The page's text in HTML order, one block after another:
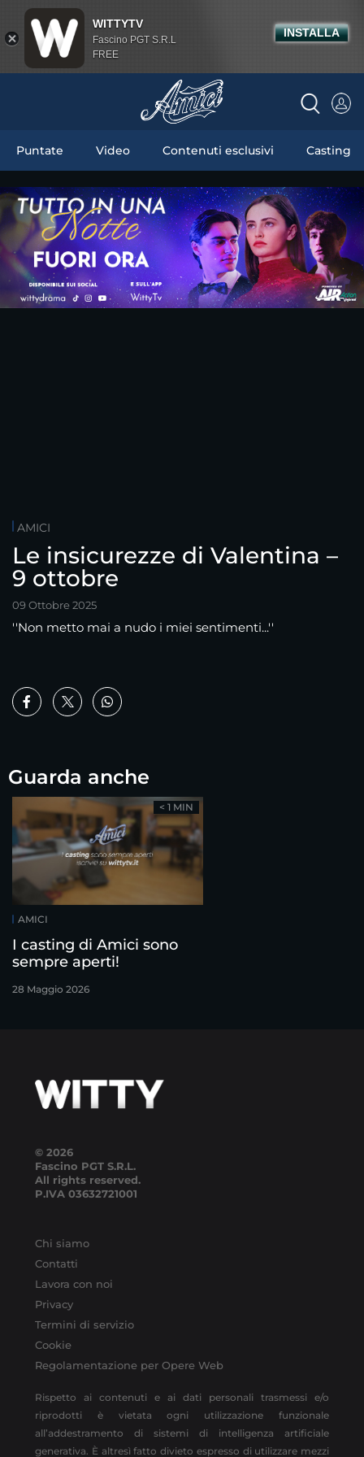
Puntate Video Contenuti esclusivi Casting
AMICI
Le insicurezze di Valentina –
9 ottobre
09 Ottobre 2025
''Non metto mai a nudo i miei sentimenti...''
Guarda anche
AMICI
I casting di Amici sono
sempre aperti!
28 Maggio 2026
< 1 MIN
© 2026
Fascino PGT S.R.L.
All rights reserved.
P.IVA 03632721001
Chi siamo
Contatti
Lavora con noi
Privacy
Termini di servizio
Cookie
Regolamentazione per Opere Web
Rispetto ai contenuti e ai dati personali trasmessi e/o
riprodotti è vietata ogni utilizzazione funzionale
all’addestramento di sistemi di intelligenza artificiale
generativa. È altresì fatto divieto espresso di utilizzare mezzi
WITTYTV
Fascino PGT S.R.L
FREE
INSTALLA